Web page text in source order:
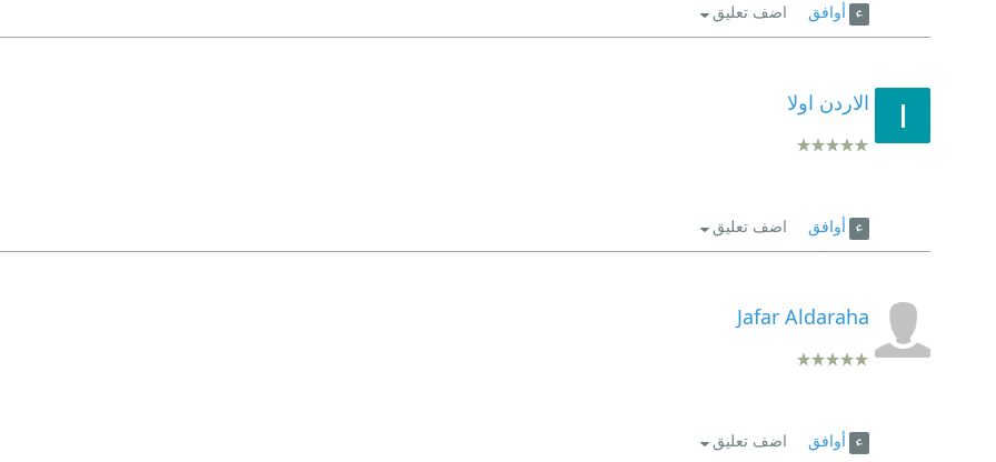
أوافق اضف تعليق
الاردن اولا
أوافق اضف تعليق
Jafar Aldaraha
أوافق اضف تعليق